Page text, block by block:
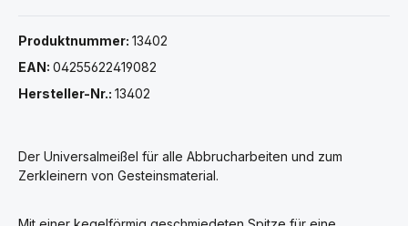
Produktnummer: 13402
EAN: 04255622419082
Hersteller-Nr.: 13402
Der Universalmeißel für alle Abbrucharbeiten und zum
Zerkleinern von Gesteinsmaterial.